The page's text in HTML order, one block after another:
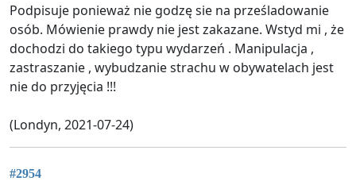
Podpisuje ponieważ nie godzę sie na prześladowanie
osób. Mówienie prawdy nie jest zakazane. Wstyd mi , że
dochodzi do takiego typu wydarzeń . Manipulacja ,
zastraszanie , wybudzanie strachu w obywatelach jest
nie do przyjęcia !!!
(Londyn, 2021-07-24)
#2954